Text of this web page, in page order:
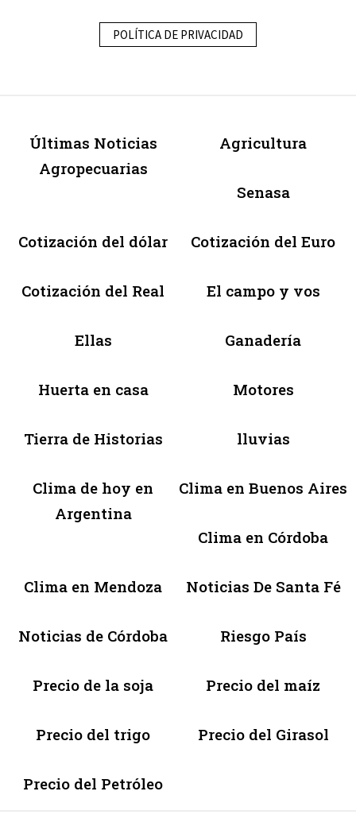
POLÍTICA DE PRIVACIDAD
Últimas Noticias
Agropecuarias
Agricultura
Senasa
Cotización del dólar Cotización del Euro
Cotización del Real El campo y vos
Ellas Ganadería
Huerta en casa Motores
Tierra de Historias lluvias
Clima de hoy en
Argentina
Clima en Buenos Aires
Clima en Córdoba
Clima en Mendoza Noticias De Santa Fé
Noticias de Córdoba Riesgo País
Precio de la soja Precio del maíz
Precio del trigo Precio del Girasol
Precio del Petróleo